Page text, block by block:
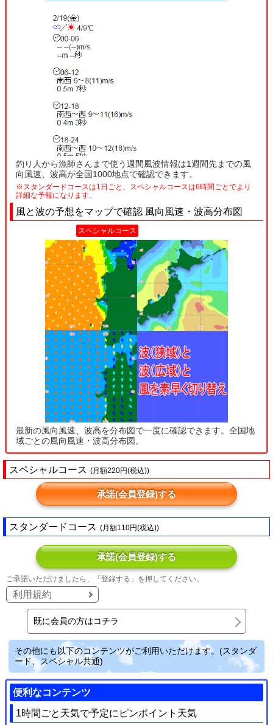
釣り人から漁師さんまで使う週間風波情報は1週間先までの風
向風速、波高が全国1000地点で確認できます。
※スタンダードコースは1日ごと、スペシャルコースは6時間ごとでより
詳細な予報になります。
風と波の予想をマップで確認 風向風速・波高分布図
スペシャルコース
最新の風向風速、波高を分布図で一度に確認できます。全国地
域ごとの風向風速・波高分布図。
スペシャルコース (月額220円(税込))
承諾(会員登録)する
スタンダードコース (月額110円(税込))
承諾(会員登録)する
ご承諾いただけましたら、「登録する」を押してください。
利用規約
既に会員の方はコチラ
その他にも以下のコンテンツがご利用いただけます。(スタンダ
ード、スペシャル共通)
便利なコンテンツ
1時間ごと天気で予定にピンポイント天気